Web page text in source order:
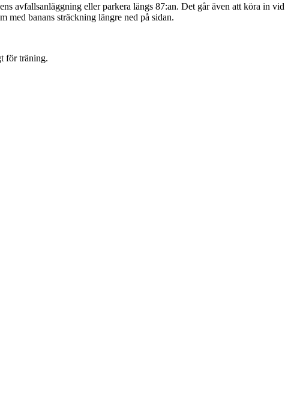
avfallsanläggning eller parkera längs 87:an. Det går även att köra in vid
med banans sträckning längre ned på sidan.
för träning.